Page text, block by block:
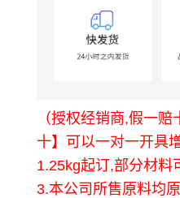
（授权经销商,假一
十】可以一对一开具
1.25kg起订,部分材料
3.本公司所售原料均